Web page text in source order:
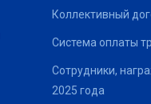
Коллективный
Система оплаты
Сотрудники,
2025 года